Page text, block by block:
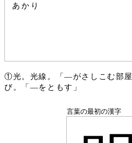
あかり
①光。光線。「―がさしこむ部
び。「―をともす」
言葉の最初の漢字